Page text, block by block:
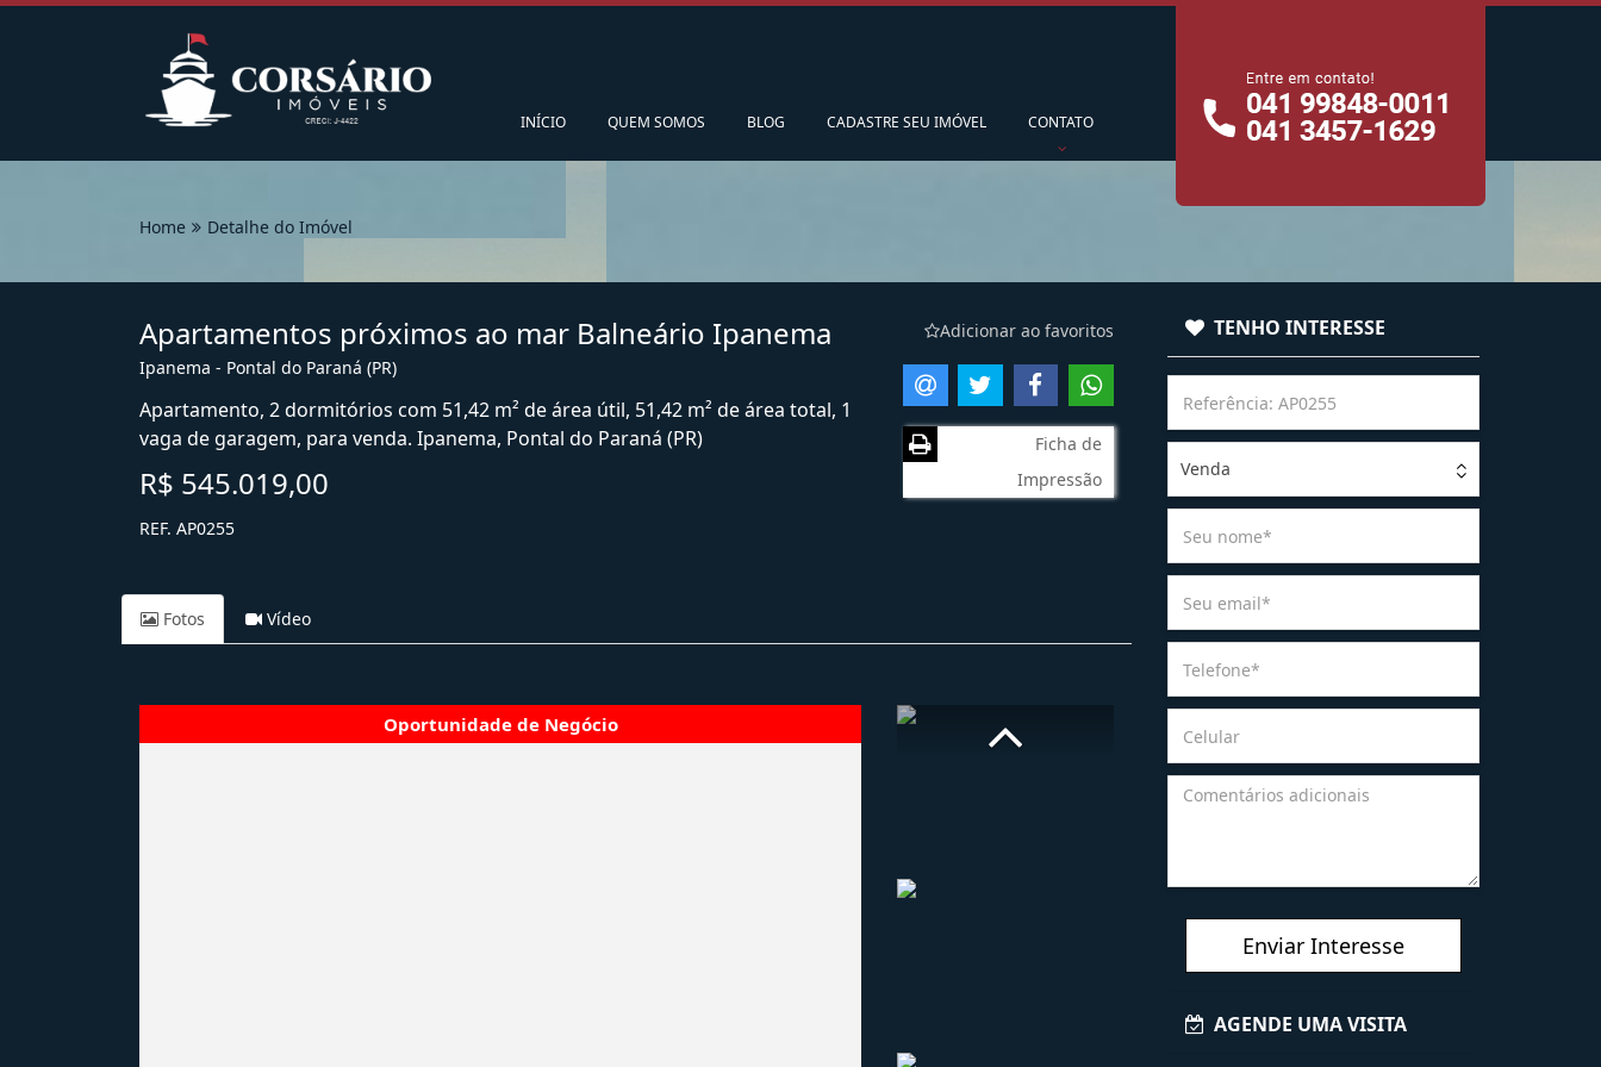
INÍCIO QUEM SOMOS BLOG CADASTRE SEU IMÓVEL CONTATO
Home Detalhe do Imóvel
Apartamentos próximos ao mar Balneário Ipanema
Ipanema - Pontal do Paraná (PR)
Apartamento, 2 dormitórios com 51,42 m² de área útil, 51,42 m² de área total, 1
vaga de garagem, para venda. Ipanema, Pontal do Paraná (PR)
R$ 545.019,00
REF. AP0255
Adicionar ao favoritos
Ficha de
Impressão
Fotos Vídeo
TENHO INTERESSE
Venda
Enviar Interesse